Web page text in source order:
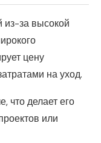
из-за высокой
цену
на уход.
что делает его
или